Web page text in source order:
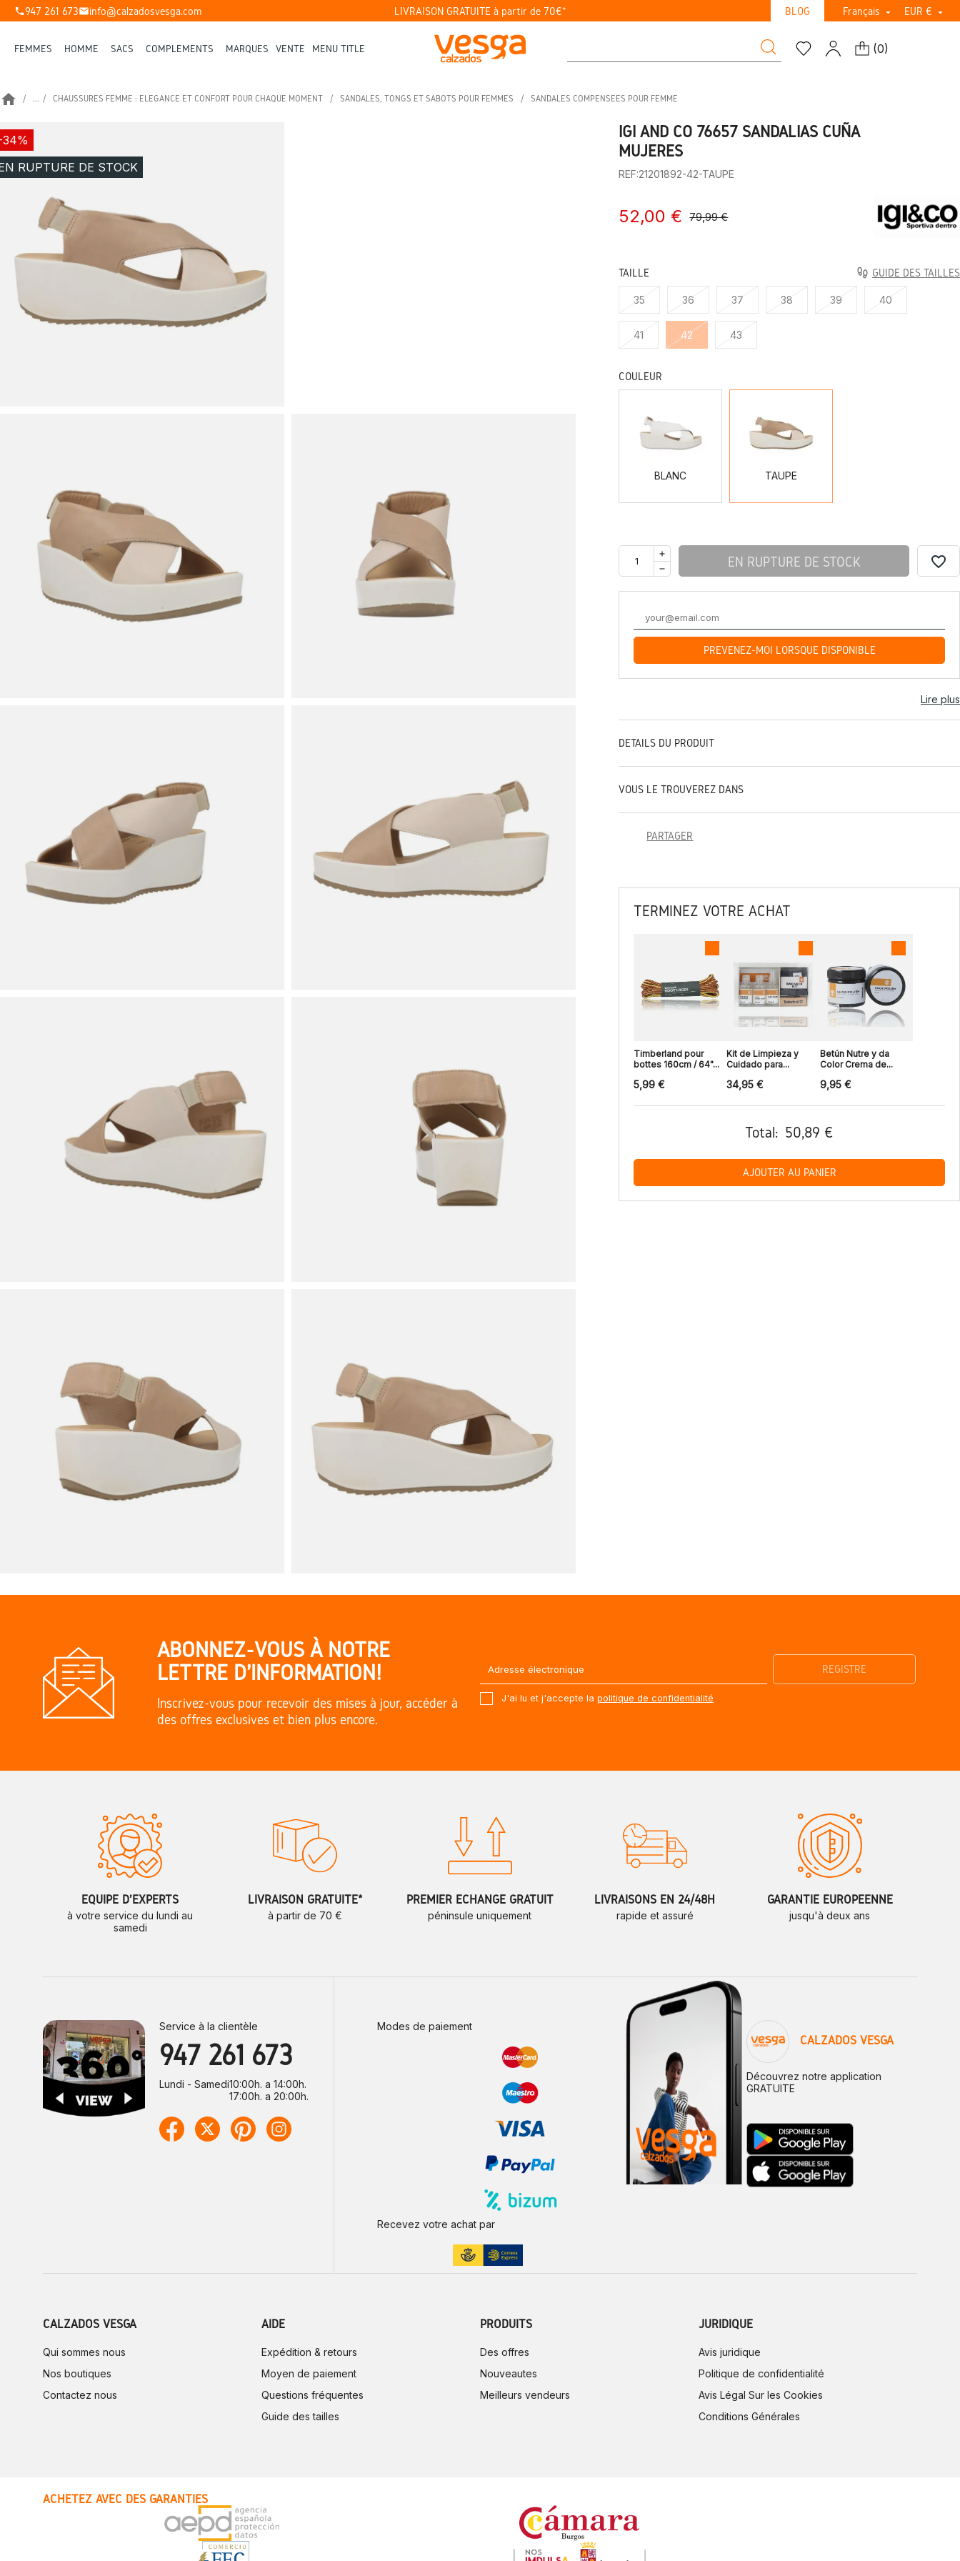
phone947 261 673mailinfo@calzadosvesga.com LIVRAISON GRATUITE à partir de 70€* BLOG Français  EUR € 
FEMMES HOMME SACS COMPLÉMENTS MARQUES VENTE MENU TITLE (0)
home ... CHAUSSURES FEMME : ÉLÉGANCE ET CONFORT POUR CHAQUE MOMENT SANDALES, TONGS ET SABOTS POUR FEMMES SANDALES COMPENSÉES POUR FEMME
RUPTURE DE STOCK
IGI AND CO 76657 SANDALIAS CUÑA
MUJERES
REF:21201892-42-TAUPE
52,00 € 79,99 €
TAILLE GUIDE DES TAILLES
35 36 37 38 39 40
41 42 43
COULEUR
BLANC TAUPE
EN RUPTURE DE STOCK
PRÉVENEZ-MOI LORSQUE DISPONIBLE
favorite_border
Lire plus
DÉTAILS DU PRODUIT
VOUS LE TROUVEREZ DANS
PARTAGER
TERMINEZ VOTRE ACHAT
Timberland pour
bottes 160cm / 64"...
5,99 €
Kit de Limpieza y
Cuidado para...
34,95 €
Betún Nutre y da
Color Crema de...
9,95 €
Total: 50,89 €
AJOUTER AU PANIER
ABONNEZ-VOUS À NOTRE
LETTRE D'INFORMATION!
Inscrivez-vous pour recevoir des mises à jour, accéder à
des offres exclusives et bien plus encore.
J'ai lu et j'accepte la politique de confidentialité
ÉQUIPE D'EXPERTS
à votre service du lundi au
samedi
LIVRAISON GRATUITE*
à partir de 70 €
PREMIER ÉCHANGE GRATUIT
péninsule uniquement
LIVRAISONS EN 24/48H
rapide et assuré
GARANTIE EUROPÉENNE
jusqu'à deux ans
Service à la clientèle
947 261 673
Lundi - Samedi10:00h. a 14:00h.
17:00h. a 20:00h.
Modes de paiement
Recevez votre achat par
CALZADOS VESGA
Découvrez notre application
GRATUITE
CALZADOS VESGA
Qui sommes nous
Nos boutiques
Contactez nous
AIDE
Expédition & retours
Moyen de paiement
Questions fréquentes
Guide des tailles
PRODUITS
Des offres
Nouveautes
Meilleurs vendeurs
JURIDIQUE
Avis juridique
Politique de confidentialité
Avis Légal Sur les Cookies
Conditions Générales
ACHETEZ AVEC DES GARANTIES